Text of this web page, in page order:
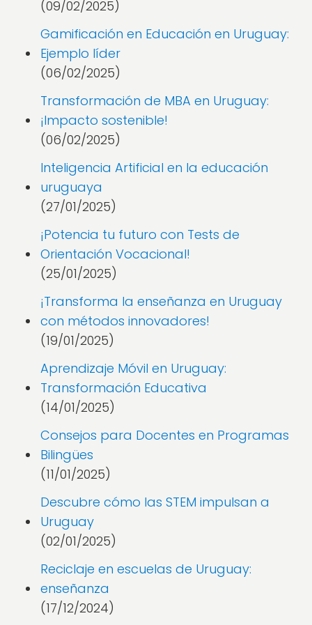
(09/02/2025)
Gamificación en Educación en Uruguay:
Ejemplo líder
(06/02/2025)
Transformación de MBA en Uruguay:
¡Impacto sostenible!
(06/02/2025)
Inteligencia Artificial en la educación
uruguaya
(27/01/2025)
¡Potencia tu futuro con Tests de
Orientación Vocacional!
(25/01/2025)
¡Transforma la enseñanza en Uruguay
con métodos innovadores!
(19/01/2025)
Aprendizaje Móvil en Uruguay:
Transformación Educativa
(14/01/2025)
Consejos para Docentes en Programas
Bilingües
(11/01/2025)
Descubre cómo las STEM impulsan a
Uruguay
(02/01/2025)
Reciclaje en escuelas de Uruguay:
enseñanza
(17/12/2024)